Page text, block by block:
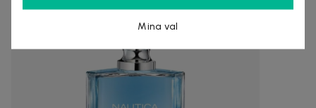
Andra tittade även på
Mina val